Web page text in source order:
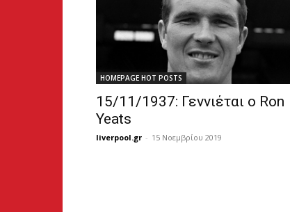
HOMEPAGE HOT POSTS
15/11/1937: Γεννιέται ο Ron
Yeats
liverpool.gr - 15 Νοεμβρίου 2019